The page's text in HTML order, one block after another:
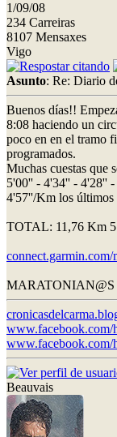
1/09/08
234 Carreiras
8107 Mensaxes
Vigo
Asunto: Re: Diario
Buenos días!!
8:08 haciendo un
poco en en el tramo
programados.
Muchas cuestas que
5'00'' - 4'34'' - 4'28''
4'57''/Km los últimos
TOTAL: 11,76 Km
MARATONIAN@S
www.facebook.com/
www.facebook.com/
Beauvais